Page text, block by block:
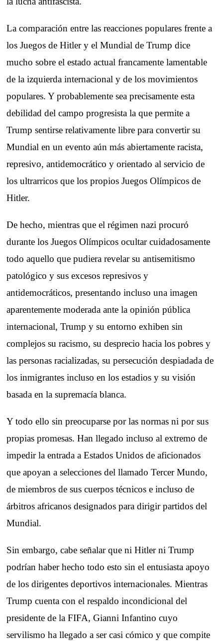
La comparación entre las reacciones populares frente a
los Juegos de Hitler y el Mundial de Trump dice
mucho sobre el estado actual francamente lamentable
de la izquierda internacional y de los movimientos
populares. Y probablemente sea precisamente esta
debilidad del campo progresista la que permite a
Trump sentirse relativamente libre para convertir su
Mundial en un evento aún más abiertamente racista,
represivo, antidemocrático y orientado al servicio de
los ultrarricos que los propios Juegos Olímpicos de
Hitler.
De hecho, mientras que el régimen nazi procuró
durante los Juegos Olímpicos ocultar cuidadosamente
todo aquello que pudiera revelar su antisemitismo
patológico y sus excesos represivos y
antidemocráticos, presentando incluso una imagen
aparentemente moderada ante la opinión pública
internacional, Trump y su entorno exhiben sin
complejos su racismo, su desprecio hacia los pobres y
las personas racializadas, su persecución despiadada de
los inmigrantes incluso en los estadios y su visión
basada en la supremacía blanca.
Y todo ello sin preocuparse por las normas ni por sus
propias promesas. Han llegado incluso al extremo de
impedir la entrada a Estados Unidos de aficionados
que apoyan a selecciones del llamado Tercer Mundo,
de miembros de sus cuerpos técnicos e incluso de
árbitros africanos designados para dirigir partidos del
Mundial.
Sin embargo, cabe señalar que ni Hitler ni Trump
podrían haber hecho todo esto sin el entusiasta apoyo
de los dirigentes deportivos internacionales. Mientras
Trump cuenta con el respaldo incondicional del
presidente de la FIFA, Gianni Infantino cuyo
servilismo ha llegado a ser casi cómico y que compite